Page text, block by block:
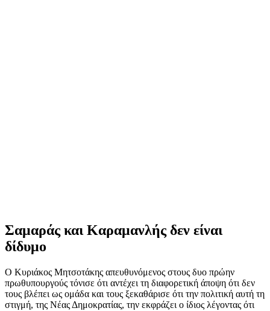
Σαμαράς και Καραμανλής δεν είναι
δίδυμο
Ο Κυριάκος Μητσοτάκης απευθυνόμενος στους δυο πρώην
πρωθυπουργούς τόνισε ότι αντέχει τη διαφορετική άποψη ότι δεν
τους βλέπει ως ομάδα και τους ξεκαθάρισε ότι την πολιτική αυτή τη
στιγμή, της Νέας Δημοκρατίας, την εκφράζει ο ίδιος λέγοντας ότι